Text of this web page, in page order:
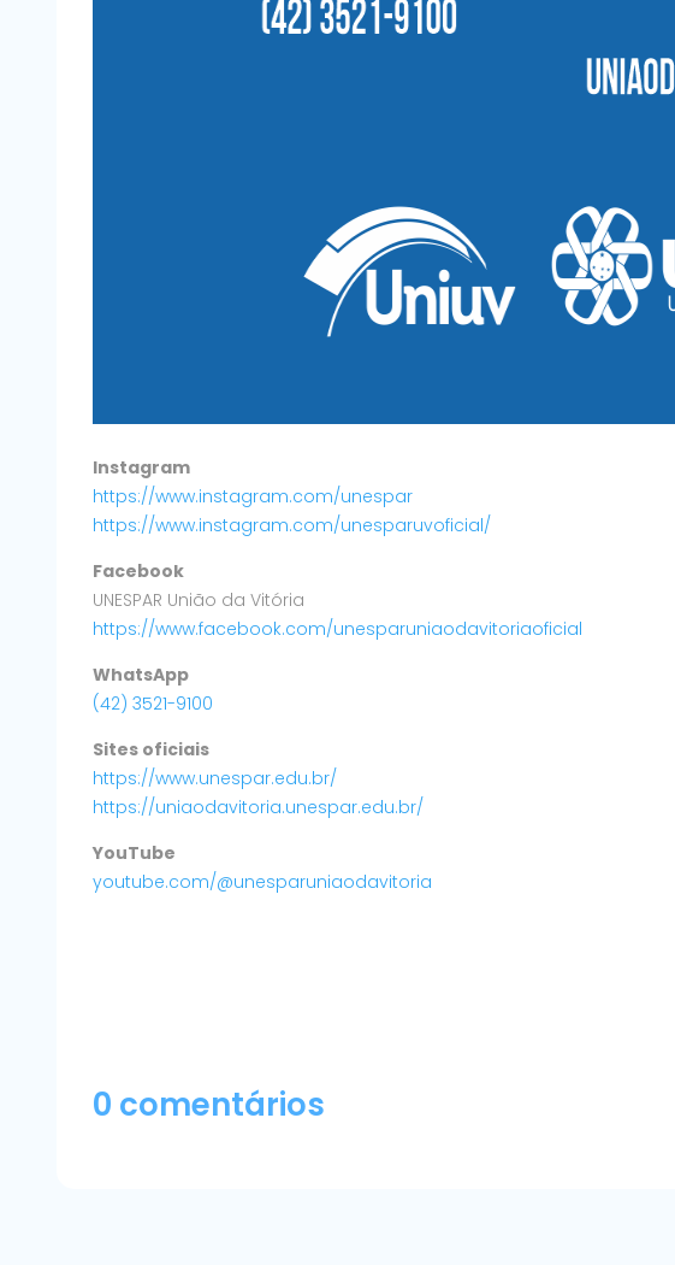
Instagram
https://www.instagram.com/unespar
https://www.instagram.com/unesparuvoficial/
Facebook
UNESPAR União da Vitória
https://www.facebook.com/unesparuniaodavitoriaoficial
WhatsApp
(42) 3521-9100
Sites oficiais
https://www.unespar.edu.br/
https://uniaodavitoria.unespar.edu.br/
YouTube
youtube.com/@unesparuniaodavitoria
0 comentários